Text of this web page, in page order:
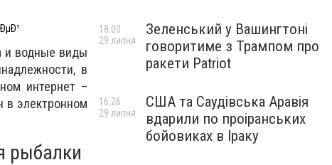
и водные виды
в
интернет –
в электронном
рыбалки
Зеленський у Вашингтоні
говоритиме з Трампом про
ракети Patriot
18:00
29 липня
США та Саудівська Аравія
вдарили по проіранських
бойовиках в Іраку
16:26
29 липня